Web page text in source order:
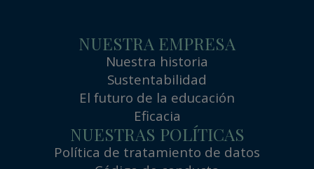
NUESTRA EMPRESA
Nuestra historia
Sustentabilidad
El futuro de la educación
Eficacia
NUESTRAS POLÍTICAS
Política de tratamiento de datos